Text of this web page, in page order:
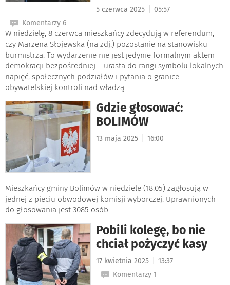
5 czerwca 2025
05:57
Komentarzy 6
W niedzielę, 8 czerwca mieszkańcy zdecydują w referendum,
czy Marzena Słojewska (na zdj.) pozostanie na stanowisku
burmistrza. To wydarzenie nie jest jedynie formalnym aktem
demokracji bezpośredniej – urasta do rangi symbolu lokalnych
napięć, społecznych podziałów i pytania o granice
obywatelskiej kontroli nad władzą.
Gdzie głosować:
BOLIMÓW
13 maja 2025 16:00
Mieszkańcy gminy Bolimów w niedzielę (18.05) zagłosują w
jednej z pięciu obwodowej komisji wyborczej. Uprawnionych
do głosowania jest 3085 osób.
Pobili kolegę, bo nie
chciał pożyczyć kasy
17 kwietnia 2025
13:37
Komentarzy 1